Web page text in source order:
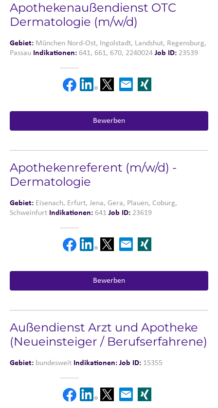
Apothekenaußendienst OTC
Dermatologie (m/w/d)
Gebiet: München Nord-Ost, Ingolstadt, Landshut, Regensburg,
Passau
Indikationen: 641, 661, 670, 2240024 Job ID: 23539
Bewerben
Apothekenreferent (m/w/d) -
Dermatologie
Gebiet: Eisenach, Erfurt, Jena, Gera, Plauen, Coburg,
Schweinfurt Indikationen: 641 Job ID: 23619
Bewerben
Außendienst Arzt und Apotheke
(Neueinsteiger / Berufserfahrene)
Gebiet: bundesweit Indikationen: Job ID: 15355